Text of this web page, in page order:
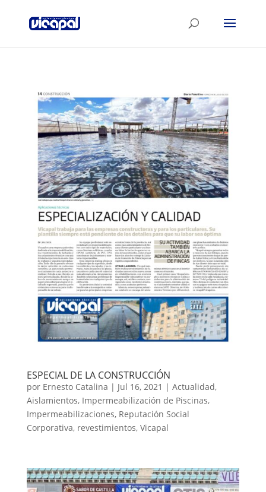
ESPECIAL DE LA CONSTRUCCIÓN
por Ernesto Catalina | Jul 16, 2021 | Actualidad,
Aislamientos, Impermeabilización de Piscinas,
Impermeabilizaciones, Reputación Social
Corporativa, revestimientos, Vicapal